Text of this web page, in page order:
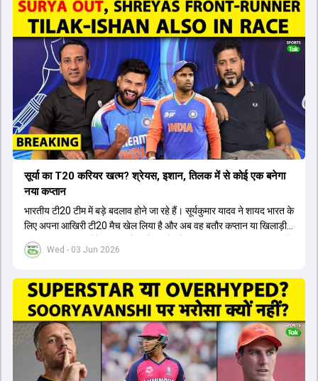
Wed - 03 Jun 2026
सूर्या का T20 करियर खत्म? श्रेयस, इशान, तिलक में से कोई एक बनेगा
नया कप्तान
भारतीय टी20 टीम में बड़े बदलाव होने जा रहे हैं। सूर्यकुमार यादव ने शायद भारत के
लिए अपना आखिरी टी20 मैच खेल लिया है और अब वह बतौर कप्तान या खिलाड़ी
टीम का हिस्सा नहीं होंगे। आयरलैंड और इंग्लैंड के खिलाफ आगामी टी20 सीरीज के
लिए नए कप्तान की तलाश जारी है। इस रेस में श्रेयस अय्यर सबसे आगे चल रहे
पटेल इस रेस में काफी पीछे हैं, जबकि संजू सैमसन और रजत पाटीदार कप्तानी की
दौड़ से बाहर हैं। आगामी सीरीज के लिए वैभव सूर्यवंशी को तीसरे ओपनर के तौर पर
टीम में शामिल किया जाएगा, जबकि अभिषेक शर्मा और संजू सैमसन पहली पसंद
होंगे। इसके अलावा नीतीश रेड्डी को बतौर ऑलराउंडर ज्यादा मौके मिलेंगे। अजीत
अगरकर की अगुवाई वाली चयन समिति और कोच गौतम गंभीर आगामी टी20 वर्ल्ड
कप और 2028 ओलंपिक के लिए लंबी अवधि का विजन लेकर चल रहे हैं।